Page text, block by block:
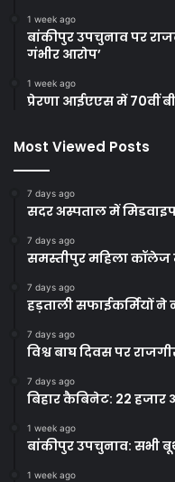
1 week ago
बांकीपुर उपचुनाव पर
गंभीर आरोप’
1 week ago
प्रेरणा आईएएस में 70वीं
Most Viewed Posts
7 days ago
सदर अस्पताल में
7 days ago
समस्तीपुर महिला कॉलेज
7 days ago
हड़ताली सफाईकर्मियों ने
7 days ago
विश्व बाघ दिवस पर
7 days ago
बिहार कैबिनेट: 22 हजार
1 week ago
बांकीपुर उपचुनाव: सभी
1 week ago